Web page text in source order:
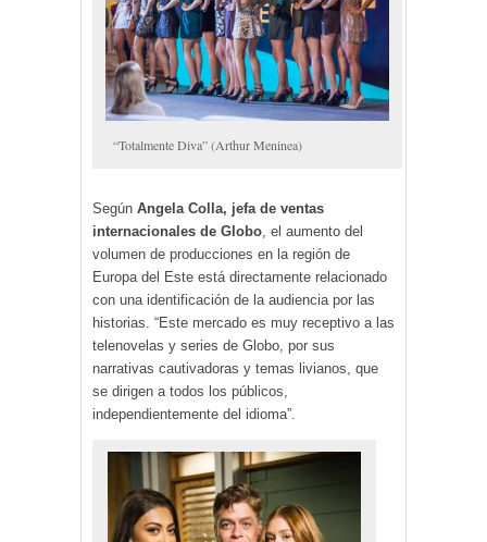
“Totalmente Diva” (Arthur Meninea)
Según Angela Colla, jefa de ventas
internacionales de Globo, el aumento del
volumen de producciones en la región de
Europa del Este está directamente relacionado
con una identificación de la audiencia por las
historias. “Este mercado es muy receptivo a las
telenovelas y series de Globo, por sus
narrativas cautivadoras y temas livianos, que
se dirigen a todos los públicos,
independientemente del idioma”.